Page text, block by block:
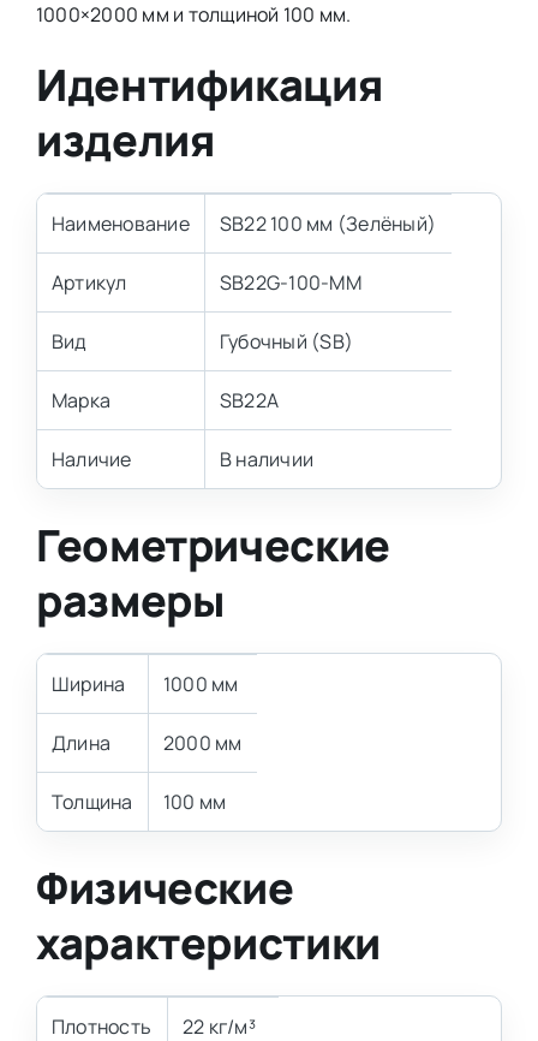
1000×2000 мм и толщиной 100 мм.
Идентификация
изделия
Наименование SB22 100 мм (Зелёный)
Артикул SB22G-100-MM
Вид Губочный (SB)
Марка SB22A
Наличие В наличии
Геометрические
размеры
Ширина 1000 мм
Длина 2000 мм
Толщина 100 мм
Физические
характеристики
Плотность 22 кг/м³